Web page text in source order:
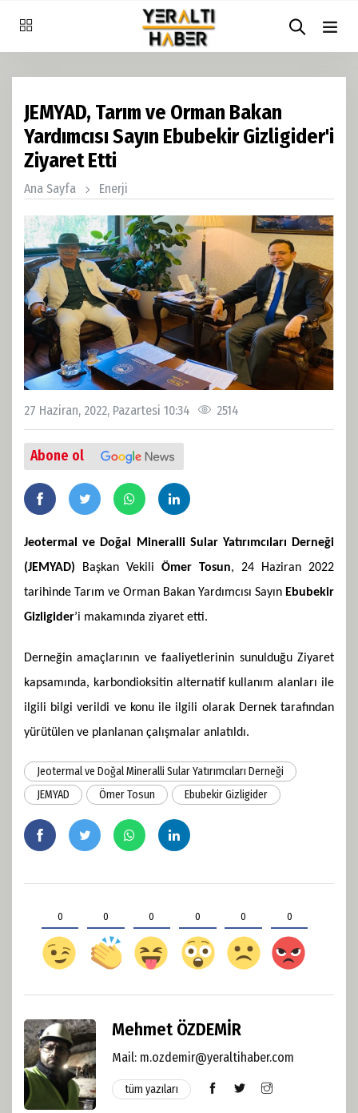
JEMYAD, Tarım ve Orman Bakan
Yardımcısı Sayın Ebubekir Gizligider'i
Ziyaret Etti
Ana Sayfa Enerji
27 Haziran, 2022, Pazartesi 10:34 2514
Abone ol
Jeotermal ve Doğal Mineralli Sular Yatırımcıları Derneği
(JEMYAD) Başkan Vekili Ömer Tosun, 24 Haziran 2022
tarihinde Tarım ve Orman Bakan Yardımcısı Sayın Ebubekir
Gizligider’i makamında ziyaret etti.
Derneğin amaçlarının ve faaliyetlerinin sunulduğu Ziyaret
kapsamında, karbondioksitin alternatif kullanım alanları ile
ilgili bilgi verildi ve konu ile ilgili olarak Dernek tarafından
yürütülen ve planlanan çalışmalar anlatıldı.
Jeotermal ve Doğal Mineralli Sular Yatırımcıları Derneği
JEMYAD
Ömer Tosun Ebubekir Gizligider
0 0 0 0 0 0
Mehmet ÖZDEMİR
Mail: m.ozdemir@yeraltihaber.com
tüm yazıları